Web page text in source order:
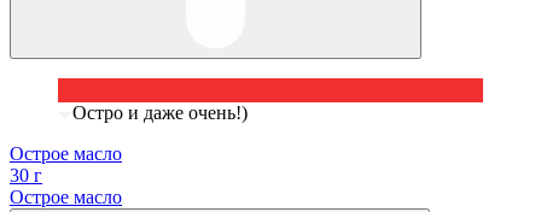
Остро и даже очень!)
Острое масло
30 г
Острое масло